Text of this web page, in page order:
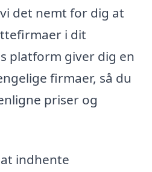
det nemt for dig at
i dit
platform giver dig en
firmaer, så du
priser og
indhente